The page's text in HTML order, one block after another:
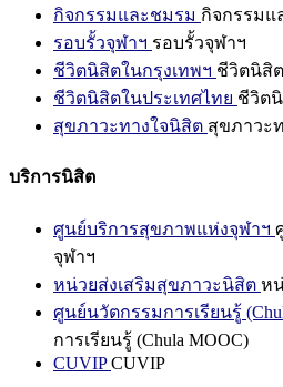
กิจกรรมและชมรม กิจกรรมแ
รอบรั้วจุฬาฯ รอบรั้วจุฬาฯ
ชีวิตนิสิตในกรุงเทพฯ ชีวิตนิสิ
ชีวิตนิสิตในประเทศไทย ชีวิต
สุขภาวะทางใจนิสิต สุขภาวะ
บริการนิสิต
ศูนย์บริการสุขภาพแห่งจุฬาฯ
จุฬาฯ
หน่วยส่งเสริมสุขภาวะนิสิต ห
ศูนย์นวัตกรรมการเรียนรู้
การเรียนรู้ (Chula MOOC)
CUVIPCUVIP